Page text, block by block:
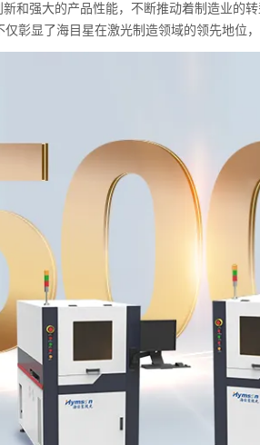
和强大的产品性能，不断推动着制造业的
彰显了海目星在激光制造领域的领先地位